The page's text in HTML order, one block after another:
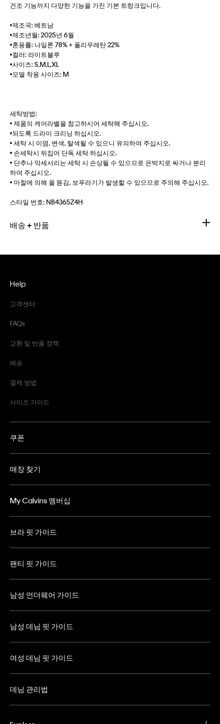
건조 기능까지 다양한 기능을 가진 기본 트렁크입니다.
•제조국: 베트남
•제조년월: 2025년 6월
•혼용률: 나일론 78% + 폴리우레탄 22%
•컬러: 라이트블루
•사이즈: S,M,L,XL
•모델 착용 사이즈: M
세탁방법:
• 제품의 케어라벨을 참고하시어 세탁해 주십시오.
•되도록 드라이 크리닝 하십시오.
• 세탁 시 이염, 변색, 탈색될 수 있으니 유의하여 주십시오.
• 손세탁시 뒤집어 단독 세탁 하십시오.
• 단추나 악세서리는 세탁 시 손상될 수 있으므로 은박지로 싸거나 분리
하여 주십시오.
• 마찰에 의해 올 뜯김, 보푸라기가 발생할 수 있으므로 주의해 주십시오.
스타일 번호:NB4365Z4H
배송 + 반품
Help
고객센터
FAQs
교환 및 반품 정책
배송
결제 방법
사이즈 가이드
쿠폰
매장 찾기
My Calvins 멤버십
브라 핏 가이드
팬티 핏 가이드
남성 언더웨어 가이드
남성 데님 핏 가이드
여성 데님 핏 가이드
데님 관리법